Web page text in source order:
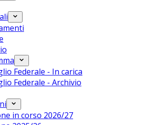
Federale - In carica
Federale - Archivio
in corso 2026/27